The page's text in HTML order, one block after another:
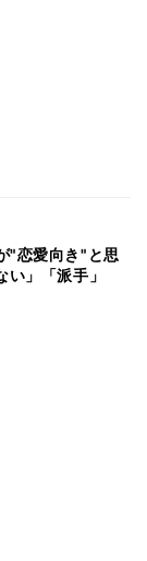
"恋愛向き"と思
」「派手」